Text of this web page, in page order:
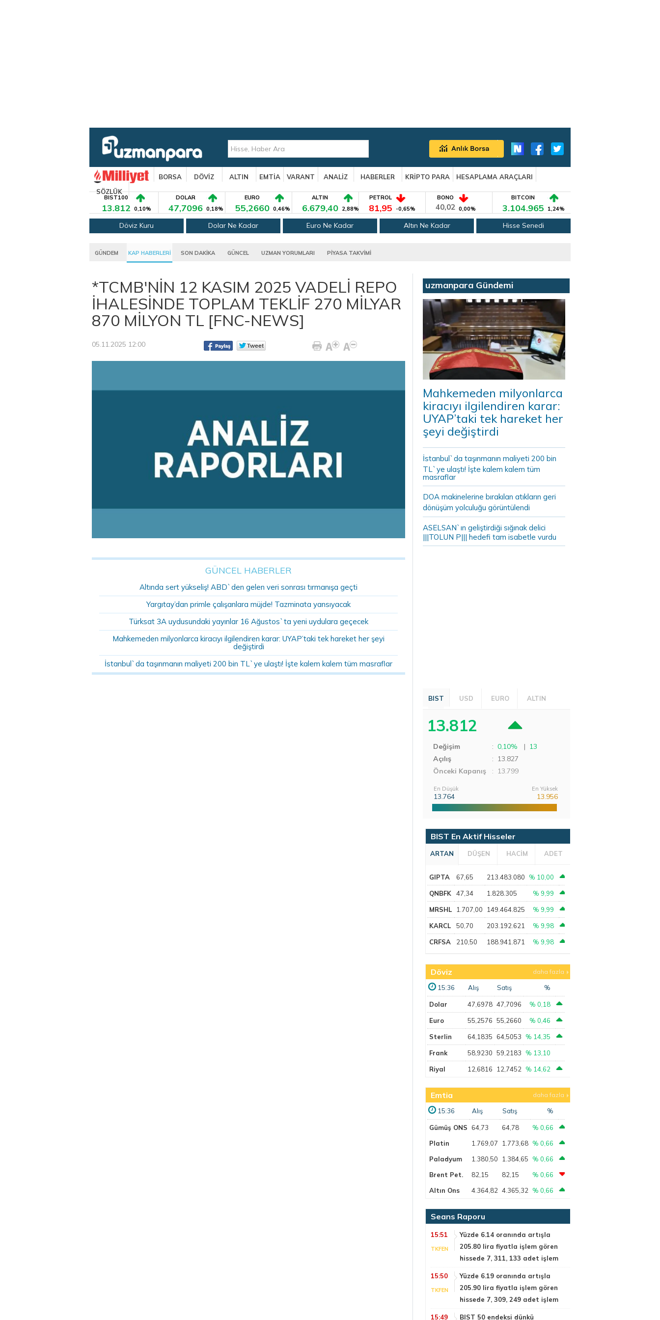
BORSA DÖVİZ ALTIN EMTİA VARANT ANALİZ HABERLER KRİPTO PARA
HESAPLAMA ARAÇLARI
SÖZLÜK
BIST100
13.812 0,10%
DOLAR
47,7096 0,18%
EURO
55,2660 0,46%
ALTIN
6.679,40 2,88%
PETROL
81,95 -0,65%
BONO
40,02 0,00%
BITCOIN
3.104.965 1,24%
Döviz Kuru Dolar Ne Kadar Euro Ne Kadar Altın Ne Kadar Hisse Senedi
GÜNDEM KAP HABERLERİ SON DAKİKA GÜNCEL UZMAN YORUMLARI PİYASA TAKVİMİ
*TCMB'NİN 12 KASIM 2025 VADELİ REPO
İHALESİNDE TOPLAM TEKLİF 270 MİLYAR
870 MİLYON TL [FNC-NEWS]
05.11.2025 12:00
GÜNCEL HABERLER
Altında sert yükseliş! ABD`den gelen veri sonrası tırmanışa geçti
Yargıtay’dan primle çalışanlara müjde! Tazminata yansıyacak
Türksat 3A uydusundaki yayınlar 16 Ağustos`ta yeni uydulara geçecek
Mahkemeden milyonlarca kiracıyı ilgilendiren karar: UYAP’taki tek hareket her şeyi
değiştirdi
İstanbul`da taşınmanın maliyeti 200 bin TL`ye ulaştı! İşte kalem kalem tüm masraflar
uzmanpara Gündemi
Mahkemeden milyonlarca
kiracıyı ilgilendiren karar:
UYAP’taki tek hareket her
şeyi değiştirdi
İstanbul`da taşınmanın maliyeti 200 bin
TL`ye ulaştı! İşte kalem kalem tüm
masraflar
DOA makinelerine bırakılan atıkların geri
dönüşüm yolculuğu görüntülendi
ASELSAN`ın geliştirdiği sığınak delici
|||TOLUN P||| hedefi tam isabetle vurdu
BIST USD EURO ALTIN
13.812
Değişim : 0,10% | 13
Açılış
: 13.827
Önceki Kapanış
: 13.799
En Düşük
13.764
En Yüksek
13.956
BIST En Aktif Hisseler
ARTAN DÜŞEN HACİM ADET
GIPTA 67,65 213.483.080 % 10,00
QNBFK 47,34 1.828.305 % 9,99
MRSHL 1.707,00 149.464.825 % 9,99
KARCL 50,70 203.192.621 % 9,98
CRFSA 210,50 188.941.871 % 9,98
Döviz daha fazla
15:36 Alış Satış %
Dolar 47,6978 47,7096 % 0,18
Euro 55,2576 55,2660 % 0,46
Sterlin 64,1835 64,5053 % 14,35
Frank 58,9230 59,2183 % 13,10
Riyal 12,6816 12,7452 % 14,62
Emtia daha fazla
15:36 Alış Satış %
Gümüş ONS 64,73 64,78
% 0,66
Platin
1.769,07 1.773,68 % 0,66
Paladyum
1.380,50 1.384,65
% 0,66
Brent Pet.
82,15 82,15
% 0,66
Altın Ons
4.364,82 4.365,32 % 0,66
Seans Raporu
15:51
TKFEN
Yüzde 6.14 oranında artışla
205.80 lira fiyatla işlem gören
hissede 7, 311, 133 adet işlem
15:50
TKFEN
Yüzde 6.19 oranında artışla
205.90 lira fiyatla işlem gören
hissede 7, 309, 249 adet işlem
15:49
BIST 50 endeksi dünkü